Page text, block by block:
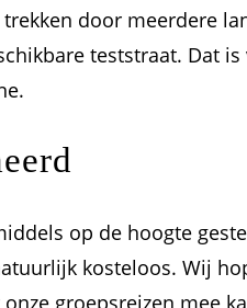
door meerdere
teststraat. Dat
op de hoogte
kosteloos. Wij